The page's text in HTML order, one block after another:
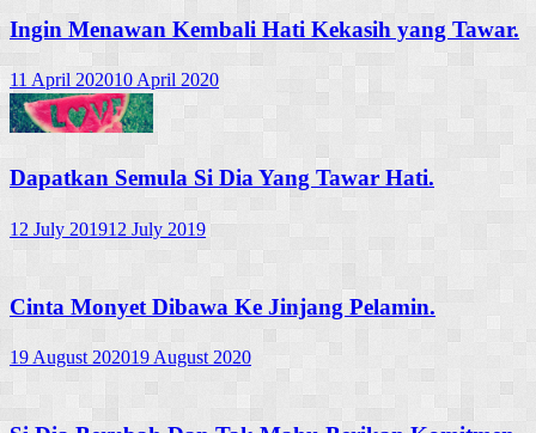
Ingin Menawan Kembali Hati Kekasih yang Tawar.
11 April 202010 April 2020
Dapatkan Semula Si Dia Yang Tawar Hati.
12 July 201912 July 2019
Cinta Monyet Dibawa Ke Jinjang Pelamin.
19 August 202019 August 2020